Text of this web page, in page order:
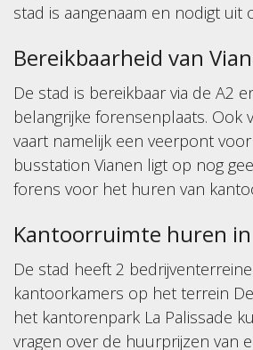
stad is aangenaam en nodigt uit
Bereikbaarheid van
De stad is bereikbaar via de A2
belangrijke forensenplaats. Ook
vaart namelijk een veerpont
busstation Vianen ligt op nog
forens voor het huren van
Kantoorruimte huren in
De stad heeft 2
kantoorkamers op het terrein
het kantorenpark La Palissade
vragen over de huurprijzen van